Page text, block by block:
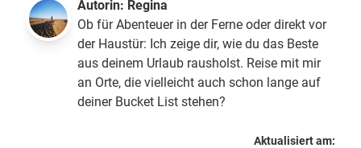
Autorin: Regina
Ob für Abenteuer in der Ferne oder direkt vor
der Haustür: Ich zeige dir, wie du das Beste
aus deinem Urlaub rausholst. Reise mit mir
an Orte, die vielleicht auch schon lange auf
deiner Bucket List stehen?
Aktualisiert am: